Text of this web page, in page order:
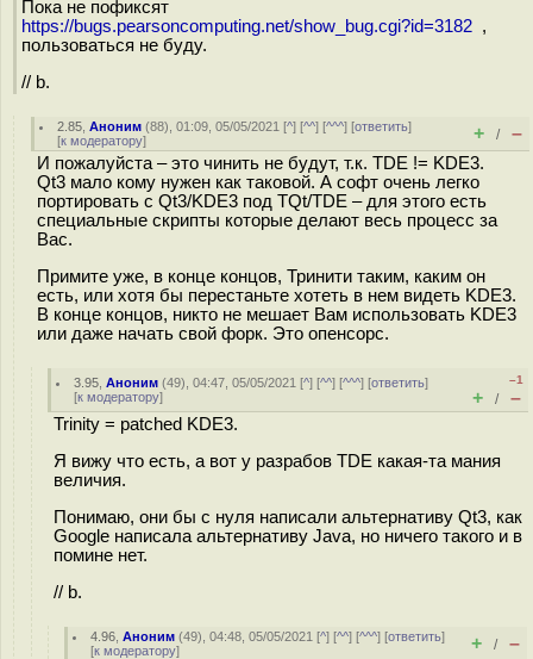
Пока не пофиксят
https://bugs.pearsoncomputing.net/show_bug.cgi?id=3182 ,
пользоваться не буду.
// b.
2.85 ,Аноним (88), 01:09, 05/05/2021 [^] [^^] [^^^] [ответить]
[к модератору] + / –
И пожалуйста – это чинить не будут, т.к. TDE != KDE3.
Qt3 мало кому нужен как таковой. А софт очень легко
портировать с Qt3/KDE3 под TQt/TDE – для этого есть
специальные скрипты которые делают весь процесс за
Вас.
Примите уже, в конце концов, Тринити таким, каким он
есть, или хотя бы перестаньте хотеть в нем видеть KDE3.
В конце концов, никто не мешает Вам использовать KDE3
или даже начать свой форк. Это опенсорс.
3.95 ,Аноним (49), 04:47, 05/05/2021 [^] [^^] [^^^] [ответить]
[к модератору]
–1
+ / –
Trinity = patched KDE3.
Я вижу что есть, а вот у разрабов TDE какая-та мания
величия.
Понимаю, они бы с нуля написали альтернативу Qt3, как
Google написала альтернативу Java, но ничего такого и в
помине нет.
// b.
4.96 ,Аноним (49), 04:48, 05/05/2021 [^] [^^] [^^^] [ответить]
[к модератору] + / –